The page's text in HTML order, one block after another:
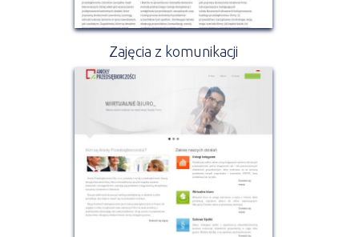
Zajęcia z komunikacji